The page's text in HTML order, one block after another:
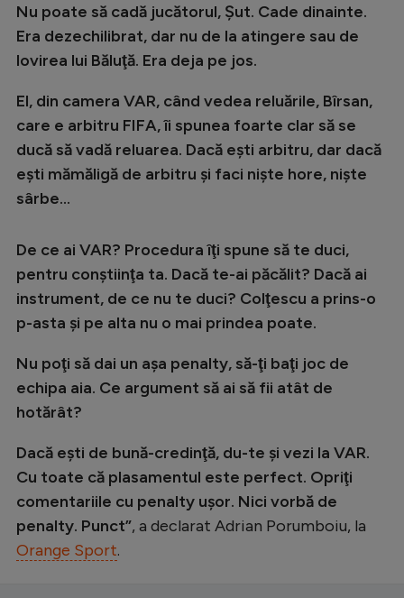
Nu poate să cadă jucătorul, Şut. Cade dinainte.
Era dezechilibrat, dar nu de la atingere sau de
lovirea lui Băluţă. Era deja pe jos.
El, din camera VAR, când vedea reluările, Bîrsan,
care e arbitru FIFA, îi spunea foarte clar să se
ducă să vadă reluarea. Dacă eşti arbitru, dar dacă
eşti mămăligă de arbitru şi faci nişte hore, nişte
sârbe...
De ce ai VAR? Procedura îţi spune să te duci,
pentru conştiinţa ta. Dacă te-ai păcălit? Dacă ai
instrument, de ce nu te duci? Colţescu a prins-o
p-asta şi pe alta nu o mai prindea poate.
Nu poţi să dai un aşa penalty, să-ţi baţi joc de
echipa aia. Ce argument să ai să fii atât de
hotărât?
Dacă eşti de bună-credinţă, du-te şi vezi la VAR.
Cu toate că plasamentul este perfect. Opriţi
comentariile cu penalty uşor. Nici vorbă de
penalty. Punct”, a declarat Adrian Porumboiu, la
Orange Sport.